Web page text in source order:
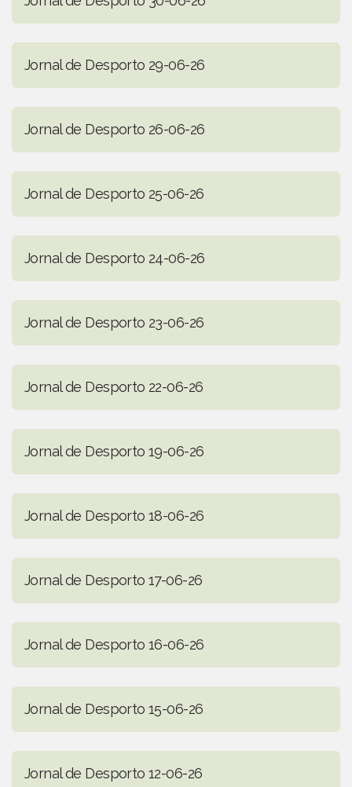
Jornal de Desporto 29-06-26
Jornal de Desporto 26-06-26
Jornal de Desporto 25-06-26
Jornal de Desporto 24-06-26
Jornal de Desporto 23-06-26
Jornal de Desporto 22-06-26
Jornal de Desporto 19-06-26
Jornal de Desporto 18-06-26
Jornal de Desporto 17-06-26
Jornal de Desporto 16-06-26
Jornal de Desporto 15-06-26
Jornal de Desporto 12-06-26